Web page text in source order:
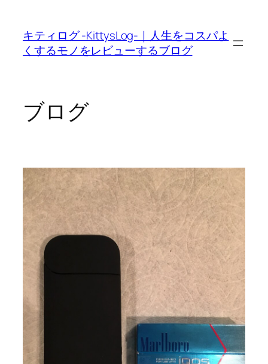
キティログ -KittysLog-｜人生をコスパよ
くするモノをレビューするブログ
ブログ